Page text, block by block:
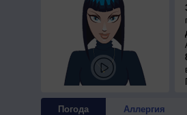
Погода Аллергия